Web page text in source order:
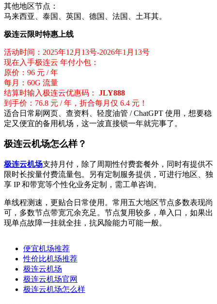
其他地区节点：
马来西亚、泰国、英国、德国、法国、土耳其。
极连云限时特惠上线
活动时间：2025年12月13号-2026年1月13号
现在入手极连云 年付小包：
原价：96 元 / 年
每月：60G 流量
结算时输入极连云优惠码： JLY888
到手价：76.8 元 / 年，折合每月仅 6.4 元！
适合日常刷网页、查资料、轻度油管 / ChatGPT 使用，想要稳
定又便宜的备用机场，这一波直接锁一年就完事了。
极连云机场怎么样？
极连云机场支持月付，除了周期性付费套餐外，同时有提供不
限时长按量付费流量包。另有定制服务提供，可进行地区、独
享 IP 和带宽等个性化业务定制，需工单咨询。
单线程测速，更贴合日常使用。常用五大地区节点多数表现尚
可，多数节点带宽冗余充足。节点复用较多，单入口，如果出
现单点故障一挂就全挂，抗风险能力可能一般。
便宜机场推荐
性价比机场推荐
极连云机场
极连云机场官网
极连云机场怎么样